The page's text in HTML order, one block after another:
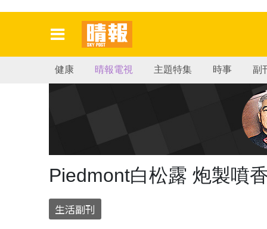
健康 晴報電視 主題特集 時事 副
Piedmont白松露 炮製噴
生活副刊